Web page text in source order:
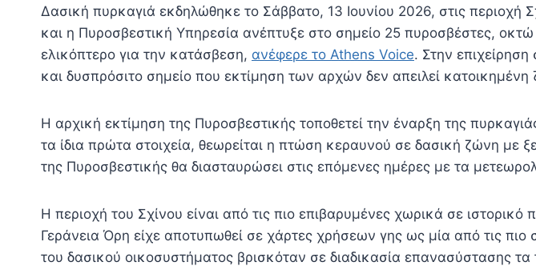
Δασική πυρκαγιά εκδηλώθηκε το Σάββατο, 13 Ιουνίου 2026, στις
και η Πυροσβεστική Υπηρεσία ανέπτυξε στο σημείο 25 πυροσβέστες,
ελικόπτερο για την κατάσβεση, ανέφερε το Athens Voice. Στην
και δυσπρόσιτο σημείο που εκτίμηση των αρχών δεν απειλεί κατοικημένη
Η αρχική εκτίμηση της Πυροσβεστικής τοποθετεί την έναρξη της
τα ίδια πρώτα στοιχεία, θεωρείται η πτώση κεραυνού σε δασική ζώνη
της Πυροσβεστικής θα διασταυρώσει στις επόμενες ημέρες με τα
Η περιοχή του Σχίνου είναι από τις πιο επιβαρυμένες χωρικά σε
Γεράνεια Όρη είχε αποτυπωθεί σε χάρτες χρήσεων γης ως μία από τις
του δασικού οικοσυστήματος βρισκόταν σε διαδικασία επανασύστασης